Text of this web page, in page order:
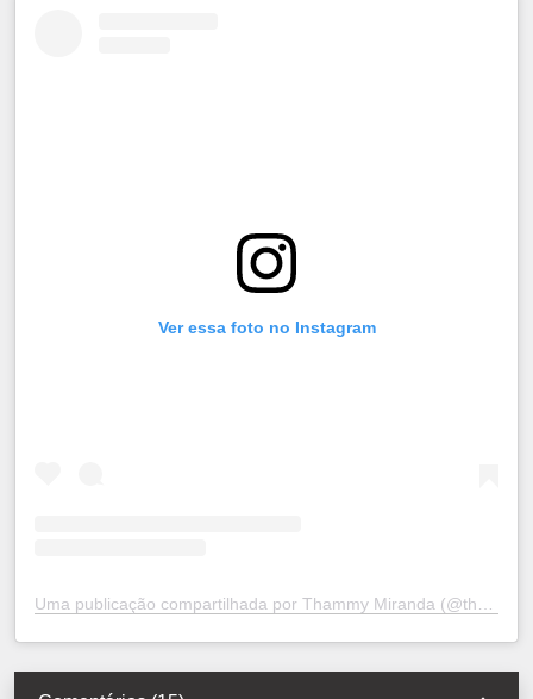
Ver essa foto no Instagram